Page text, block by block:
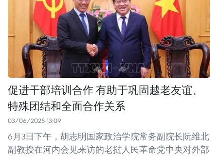
促进干部培训合作 有助于巩固越老友谊、
特殊团结和全面合作关系
03/06/2025 13:09
6月3日下午，胡志明国家政治学院常务副院长阮维北
副教授在河内会见来访的老挝人民革命党中央对外部